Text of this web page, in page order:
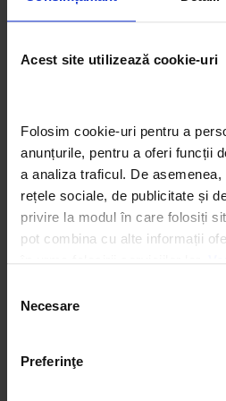
Acest site utilizează cookie-uri
Folosim cookie-uri pentru a
anunțurile, pentru a oferi funcții
a analiza traficul. De
rețele sociale, de publicitate și
privire la modul în care folosiți
pot combina cu alte informații
consimțământului
Necesare
Preferinţe
datelor
Datele colectate prin cookie-
analiză statistică
ului;
îmbunătățirea
website-ului;
optimizarea comunicării
organizației.
numai în baza unei decizii de
implementarea unor garanții
Contractuale Standard
7. Drepturile